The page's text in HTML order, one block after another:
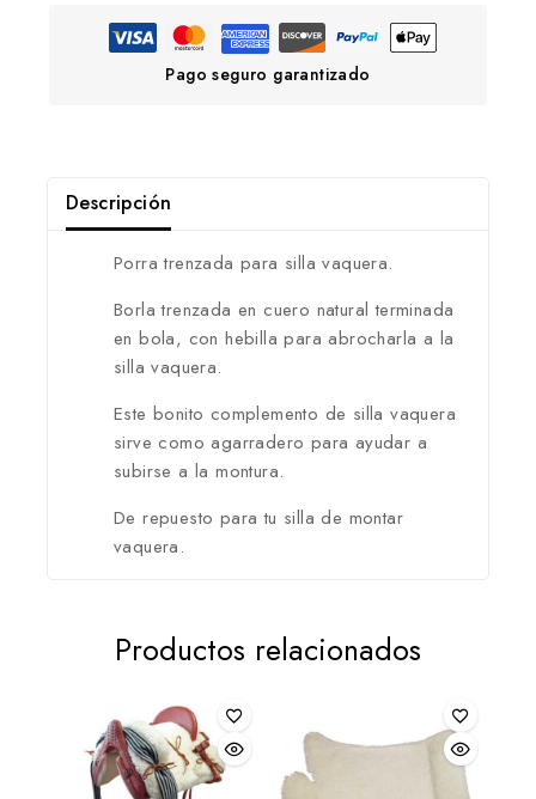
Pago seguro garantizado
Descripción
Porra trenzada para silla vaquera.
Borla trenzada en cuero natural terminada
en bola, con hebilla para abrocharla a la
silla vaquera.
Este bonito complemento de silla vaquera
sirve como agarradero para ayudar a
subirse a la montura.
De repuesto para tu silla de montar
vaquera.
Productos relacionados